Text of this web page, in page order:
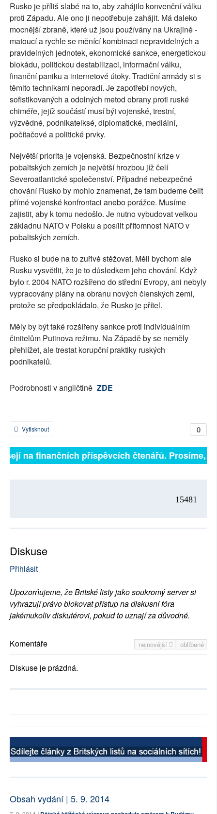
Rusko je příliš slabé na to, aby zahájilo konvenční válku
proti Západu. Ale ono ji nepotřebuje zahájit. Má daleko
mocnější zbraně, které už jsou používány na Ukrajině -
matoucí a rychle se měnící kombinaci nepravidelných a
pravidelných jednotek, ekonomické sankce, energetickou
blokádu, politickou destabilizaci, informační válku,
finanční paniku a internetové útoky. Tradiční armády si s
těmito technikami neporadí. Je zapotřebí nových,
sofistikovaných a odolných metod obrany proti ruské
chiméře, jejíž součástí musí být vojenské, trestní,
výzvědné, podnikatelksé, diplomatické, mediální,
počítačové a politické prvky.
Největší priorita je vojenská. Bezpečnostní krize v
pobaltských zemích je největší hrozbou jíž čelí
Severoatlantické společenství. Případné nebezpečné
chování Rusko by mohlo znamenat, že tam budeme čelit
přímé vojenské konfrontaci anebo porážce. Musíme
zajistit, aby k tomu nedošlo. Je nutno vybudovat velkou
základnu NATO v Polsku a posílit přítomnost NATO v
pobaltských zemích.
Rusko si bude na to zuřivě stěžovat. Měli bychom ale
Rusku vysvětlit, že je to důsledkem jeho chování. Když
bylo r. 2004 NATO rozšířeno do střední Evropy, ani nebyly
vypracovány plány na obranu nových členských zemí,
protože se předpokládalo, že Rusko je přítel.
Měly by být také rozšířeny sankce proti individuálním
činitelům Putinova režimu. Na Západě by se neměly
přehlížet, ale trestat korupční praktiky ruských
podnikatelů.
Podrobnosti v angličtině ZDE
0
Vytisknout
na finančních příspěvcích čtenářů. Prosíme,
15481
Diskuse
Přihlásit
Upozorňujeme, že Britské listy jako soukromý server si
vyhrazují právo blokovat přístup na diskusní fóra
jakémukoliv diskutérovi, pokud to uznají za důvodné.
nejnovější oblíbené
Komentáře
Diskuse je prázdná.
Obsah vydání | 5. 9. 2014